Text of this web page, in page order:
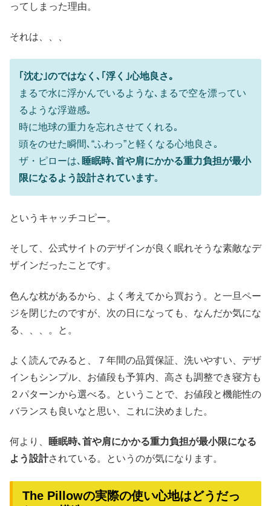
ってしまった理由。
それは、、、
｢沈む｣のではなく､｢浮く｣心地良さ｡
まるで水に浮かんでいるような､まるで空を漂ってい
るような浮遊感｡
時に地球の重力を忘れさせてくれる｡
頭をのせた瞬間､“ふわっ”と軽くなる心地良さ｡
ザ・ピローは､ 睡眠時､首や肩にかかる重力負担が最小
限になるよう設計されています｡
というキャッチコピー。
そして、公式サイトのデザインが良く眠れそうな素敵なデ
ザインだったことです。
色んな枕があるから、よく考えてから買おう。と一旦ペー
ジを閉じたのですが、次の日になっても、なんだか気にな
る、、、。と。
よく読んでみると、７年間の品質保証、洗いやすい、デザ
インもシンプル、お値段も予算内、高さも調整でき寝方も
２パターンから選べる。ということで、お値段と機能性の
バランスも良いなと思い、これに決めました。
何より、
睡眠時､首や肩にかかる重力負担が最小限になる
よう設計されている。というのが気になります。
The Pillowの実際の使い心地はどうだっ